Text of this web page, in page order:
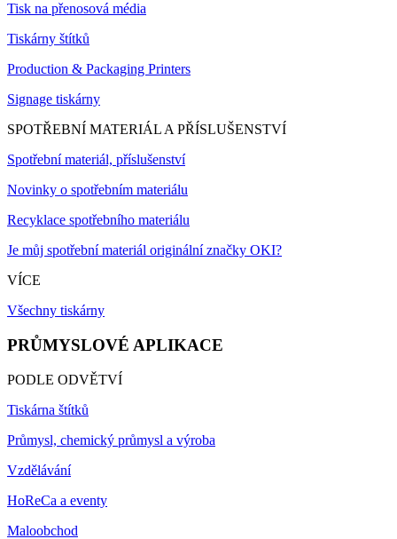
Tisk na přenosová média
Tiskárny štítků
Production & Packaging Printers
Signage tiskárny
SPOTŘEBNÍ MATERIÁL A PŘÍSLUŠENSTVÍ
Spotřební materiál, příslušenství
Novinky o spotřebním materiálu
Recyklace spotřebního materiálu
Je můj spotřební materiál originální značky OKI?
VÍCE
Všechny tiskárny
PRŮMYSLOVÉ APLIKACE
PODLE ODVĚTVÍ
Tiskárna štítků
Průmysl, chemický průmysl a výroba
Vzdělávání
HoReCa a eventy
Maloobchod